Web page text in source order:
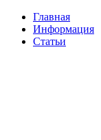
Главная
Информация
Статьи